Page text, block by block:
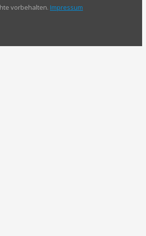
vorbehalten. Impressum